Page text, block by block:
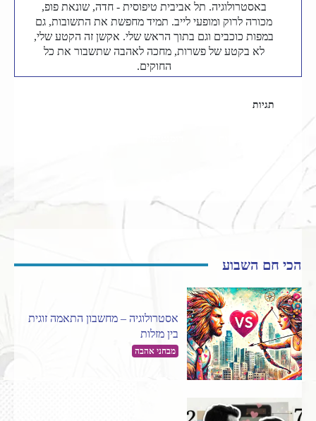
הכי חם השבוע
אסטרולוגיה – מחשבון התאמה זוגית
בין מזלות
מבחני אהבה
באסטרולוגיה. תל אביבית טיפוסית - חדה, שונאת פופ,
מכורה לרוק ומופעי לייב. תמיד מחפשת את התשובות, גם
במפות כוכבים וגם בתוך הראש שלי. אקשן זה הקטע שלי,
לא בקטע של פשרות, מחכה לאהבה שתשבור את כל
החוקים.
תגיות